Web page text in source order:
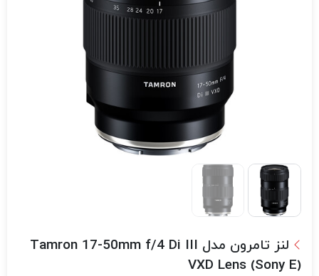
لنز تامرون مدل Tamron 17-50mm f/4 Di III
VXD Lens (Sony E)